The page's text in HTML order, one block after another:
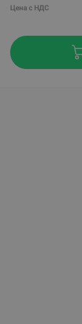
Цена с НДС